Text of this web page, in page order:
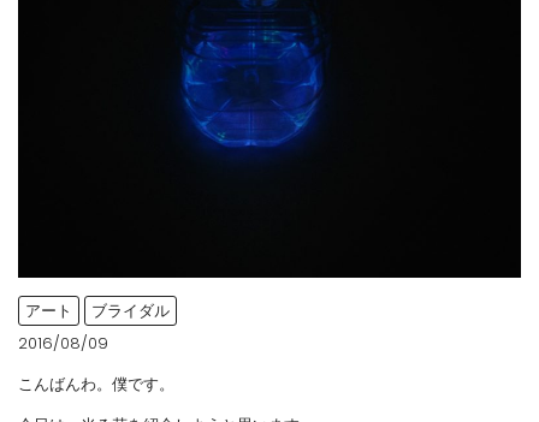
アート
ブライダル
2016/08/09
こんばんわ。僕です。